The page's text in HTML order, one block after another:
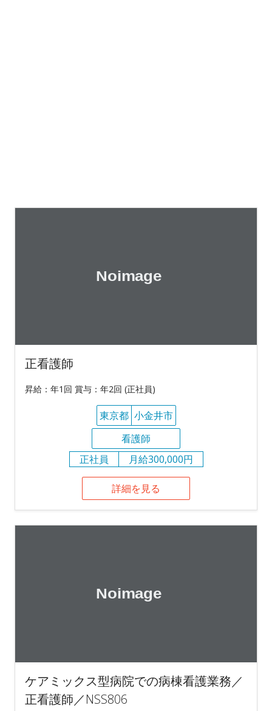
正看護師
昇給：年1回 賞与：年2回 (正社員)
東京都 小金井市
看護師
正社員
月給300,000円
詳細を見る
ケアミックス型病院での病棟看護業務／
正看護師／NSS806